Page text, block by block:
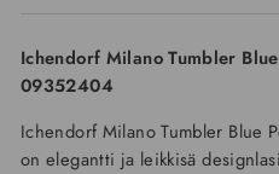
Ichendorf Milano Tumbler
09352404
Ichendorf Milano Tumbler Blue
on elegantti ja leikkisä